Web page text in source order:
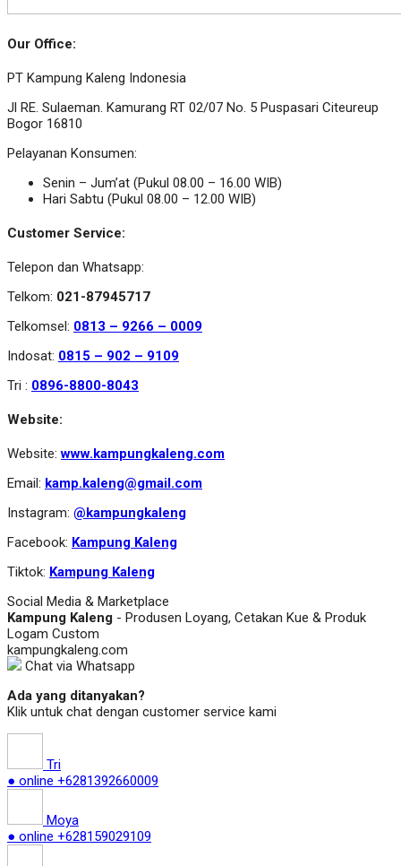
Our Office:
PT Kampung Kaleng Indonesia
Jl RE. Sulaeman. Kamurang RT 02/07 No. 5 Puspasari Citeureup
Bogor 16810
Pelayanan Konsumen:
Senin – Jum’at (Pukul 08.00 – 16.00 WIB)
Hari Sabtu (Pukul 08.00 – 12.00 WIB)
Customer Service:
Telepon dan Whatsapp:
Telkom: 021-87945717
Telkomsel: 0813 – 9266 – 0009
Indosat: 0815 – 902 – 9109
Tri : 0896-8800-8043
Website:
Website:www.kampungkaleng.com
Email: kamp.kaleng@gmail.com
Instagram: @kampungkaleng
Facebook: Kampung Kaleng
Tiktok: Kampung Kaleng
Social Media & Marketplace
Kampung Kaleng - Produsen Loyang, Cetakan Kue & Produk
Logam Custom
kampungkaleng.com
Chat via Whatsapp
Ada yang ditanyakan?
Klik untuk chat dengan customer service kami
Tri
● online +6281392660009
Moya
● online +628159029109